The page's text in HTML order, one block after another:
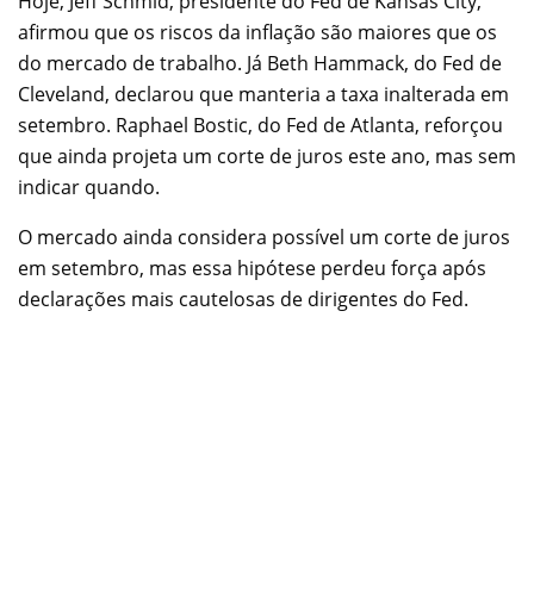
afirmou que os riscos da inflação são maiores que os
do mercado de trabalho. Já Beth Hammack, do Fed de
Cleveland, declarou que manteria a taxa inalterada em
setembro. Raphael Bostic, do Fed de Atlanta, reforçou
que ainda projeta um corte de juros este ano, mas sem
indicar quando.
O mercado ainda considera possível um corte de juros
em setembro, mas essa hipótese perdeu força após
declarações mais cautelosas de dirigentes do Fed.